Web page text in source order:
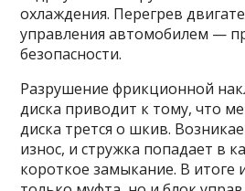
охлаждения. Перегрев
управления автомобилем —
безопасности.
Разрушение фрикционной
диска приводит к тому, что
диска трется о шкив.
износ, и стружка попадает в
короткое замыкание. В итоге